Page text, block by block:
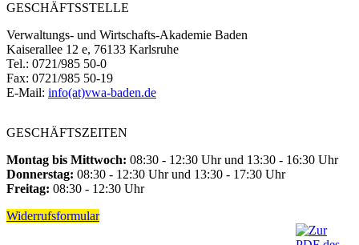
GESCHÄFTSSTELLE
Verwaltungs- und Wirtschafts-Akademie Baden
Kaiserallee 12 e, 76133 Karlsruhe
Tel.: 0721/985 50-0
Fax: 0721/985 50-19
E-Mail: info(at)vwa-baden.de
GESCHÄFTSZEITEN
Montag bis Mittwoch: 08:30 - 12:30 Uhr und 13:30 - 16:30 Uhr
Donnerstag: 08:30 - 12:30 Uhr und 13:30 - 17:30 Uhr
Freitag: 08:30 - 12:30 Uhr
Widerrufsformular